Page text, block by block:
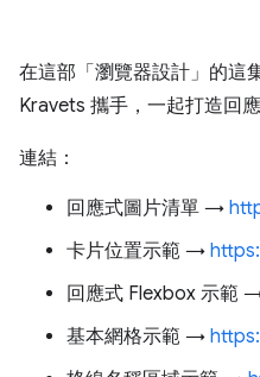
在這部「瀏覽器設計」的這
Kravets 攜手，一起打造回應
連結：
回應式圖片清單 →
卡片位置示範 →
回應式 Flexbox 示範
基本網格示範 →